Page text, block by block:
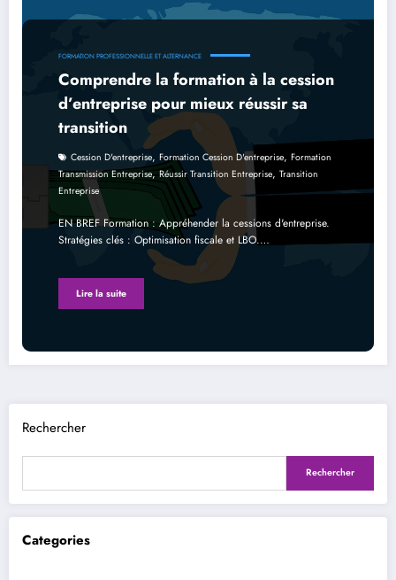
FORMATION PROFESSIONNELLE ET ALTERNANCE
Comprendre la formation à la cession
d’entreprise pour mieux réussir sa
transition
Cession D'entreprise, Formation Cession D'entreprise, Formation
Transmission Entreprise, Réussir Transition Entreprise, Transition
Entreprise
EN BREF Formation : Appréhender la cessions d'entreprise.
Stratégies clés : Optimisation fiscale et LBO.…
Lire la suite
Rechercher
Rechercher
Categories